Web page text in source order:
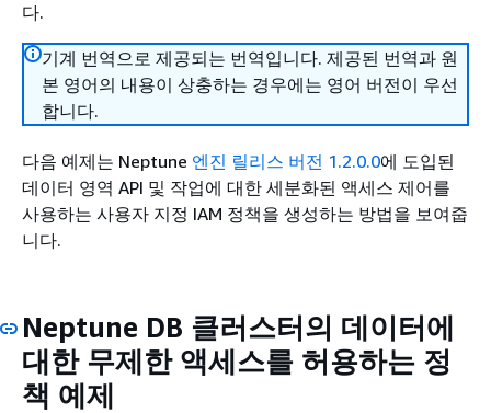
다.
기계 번역으로 제공되는 번역입니다. 제공된 번역과 원
본 영어의 내용이 상충하는 경우에는 영어 버전이 우선
합니다.
다음 예제는 Neptune 엔진 릴리스 버전 1.2.0.0에 도입된
데이터 영역 API 및 작업에 대한 세분화된 액세스 제어를
사용하는 사용자 지정 IAM 정책을 생성하는 방법을 보여줍
니다.
Neptune DB 클러스터의 데이터에
대한 무제한 액세스를 허용하는 정
책 예제